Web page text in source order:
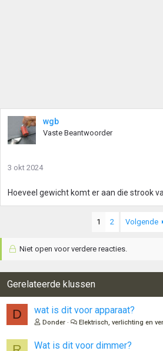
wgb
Vaste Beantwoorder
3 okt 2024
Hoeveel gewicht komt er aan die strook
1 2 Volgende
Niet open voor verdere reacties.
Gerelateerde klussen
D wat is dit voor apparaat?
Donder Elektrisch, verlichting en
Wat is dit voor dimmer?